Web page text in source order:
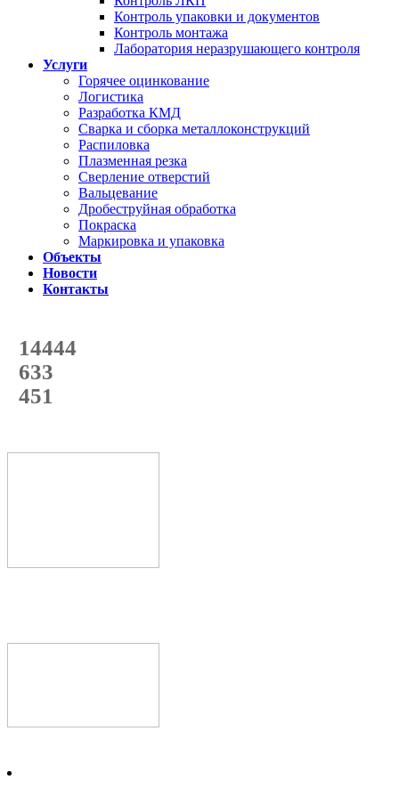
Контроль упаковки и документов
Контроль монтажа
Лаборатория неразрушающего контроля
Услуги
Горячее оцинкование
Логистика
Разработка КМД
Сварка и сборка металлоконструкций
Распиловка
Плазменная резка
Сверление отверстий
Вальцевание
Дробеструйная обработка
Покраска
Маркировка и упаковка
Объекты
Новости
Контакты
14444
с начала года
633
с начала месяца
451
с начала недели